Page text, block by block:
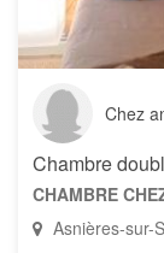
Chez
Chambre
CHAMBRE
Asnières-sur-